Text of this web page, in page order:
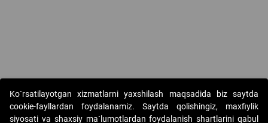
Copyright © 2017-2026. "Elektron onlayn-auksionlarni tashkil etish"
AJ. Barcha huquqlar himoyalangan
Ko`rsatilayotgan xizmatlarni yaxshilash maqsadida biz saytda
cookie-fayllardan foydalanamiz. Saytda qolishingiz, maxfiylik
siyosati va shaxsiy ma`lumotlardan foydalanish shartlarini qabul